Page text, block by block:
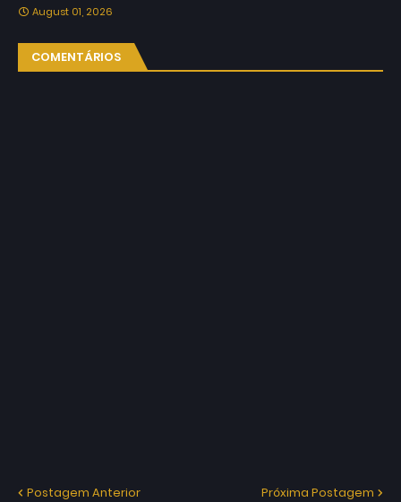
August 01, 2026
COMENTÁRIOS
Postagem Anterior Próxima Postagem